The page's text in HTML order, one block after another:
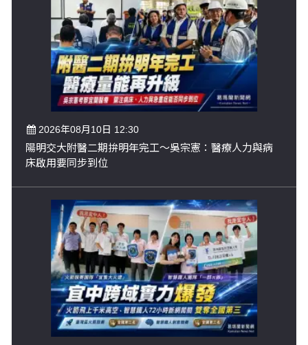
2026年08月10日 12:30
陽明交大附醫二期拚明年完工～吳宗憲：醫療人力與病
床啟用要同步到位